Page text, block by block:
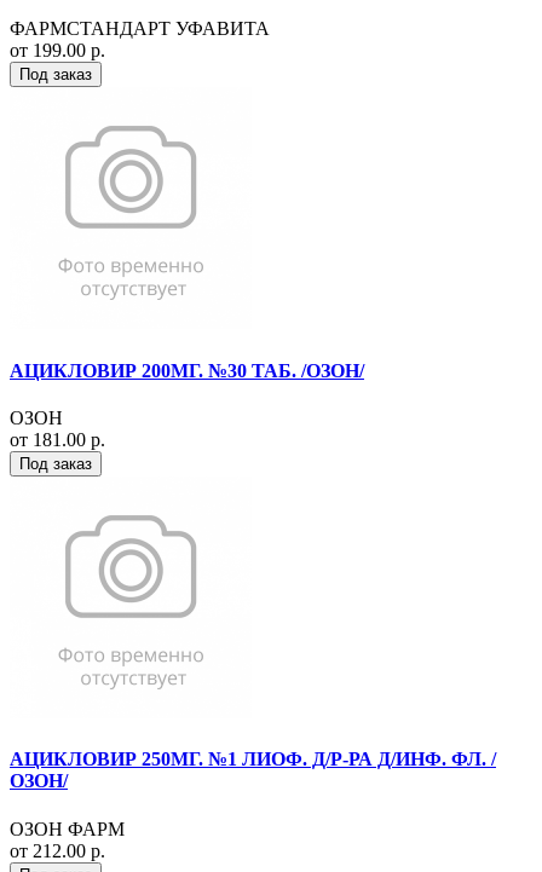
ФАРМСТАНДАРТ УФАВИТА
от 199.00 р.
Под заказ
АЦИКЛОВИР 200МГ. №30 ТАБ. /ОЗОН/
ОЗОН
от 181.00 р.
Под заказ
АЦИКЛОВИР 250МГ. №1 ЛИОФ. Д/Р-РА Д/ИНФ. ФЛ. /
ОЗОН/
ОЗОН ФАРМ
от 212.00 р.